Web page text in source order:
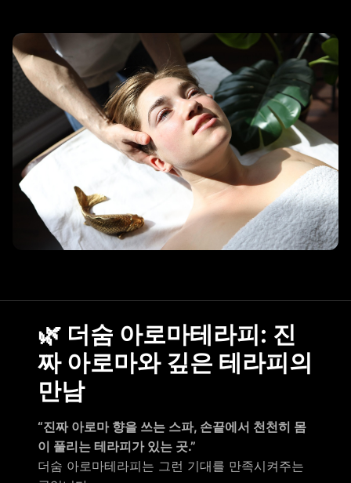
🌿 더숨 아로마테라피: 진
짜 아로마와 깊은 테라피의
만남
“진짜 아로마 향을 쓰는 스파, 손끝에서 천천히 몸
이 풀리는 테라피가 있는 곳.”
더숨 아로마테라피는 그런 기대를 만족시켜주는